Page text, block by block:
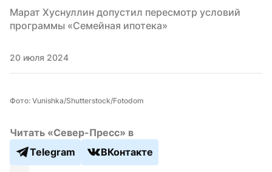
Марат Хуснуллин допустил пересмотр условий
программы «Семейная ипотека»
20 июля 2024
Фото: Vunishka/Shutterstock/Fotodom
Читать «Север-Пресс» в
Telegram
ВКонтакте